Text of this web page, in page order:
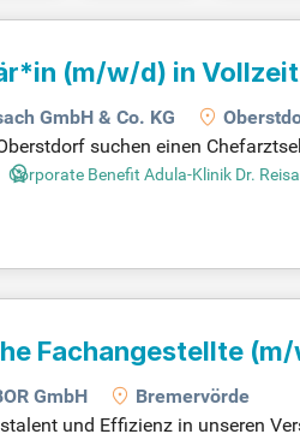
(m/w/d) in Vollzeit
GmbH & Co. KG
suchen einen
fachliche Kompetenz
Sie sich jetzt und
Corporate Benefit Adula-Klinik Dr.
Fachangestellte
Zahnarzthelfer/in,
GmbH
Bremervörde
und Effizienz in unseren